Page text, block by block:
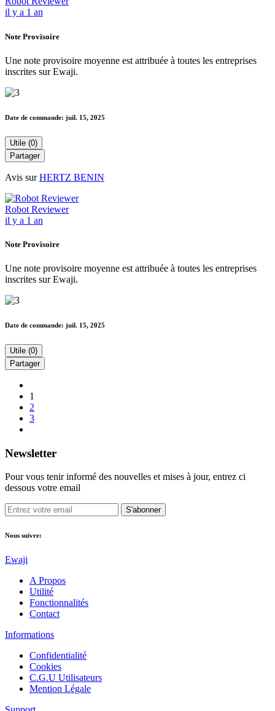
il y a 1 an
Note Provisoire
Une note provisoire moyenne est attribuée à toutes les entreprises
inscrites sur Ewaji.
Date de commande: juil. 15, 2025
Utile (0)
Partager
Avis surHERTZ BENIN
Robot Reviewer
il y a 1 an
Note Provisoire
Une note provisoire moyenne est attribuée à toutes les entreprises
inscrites sur Ewaji.
Date de commande: juil. 15, 2025
Utile (0)
Partager
1
2
3
Newsletter
Pour vous tenir informé des nouvelles et mises à jour, entrez ci
dessous votre email
S'abonner
Nous suivre:
Ewaji
A Propos
Utilité
Fonctionnalités
Contact
Informations
Confidentialité
Cookies
C.G.U Utilisateurs
Mention Légale